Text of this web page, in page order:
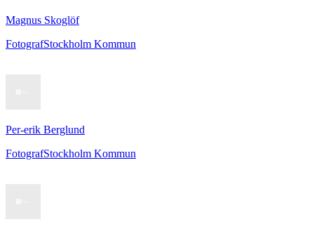
Magnus Skoglöf
FotografStockholm Kommun
Per-erik Berglund
FotografStockholm Kommun